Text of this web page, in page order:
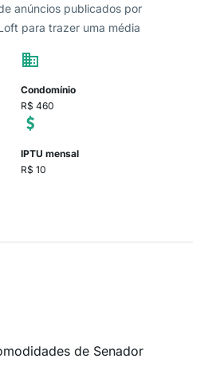
anúncios publicados por
para trazer uma média
Condomínio
R$ 460
IPTU mensal
R$ 10
de Senador